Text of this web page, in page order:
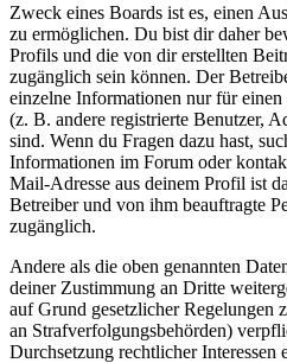
Zweck eines Boards ist es, einen
zu ermöglichen. Du bist dir daher
Profils und die von dir erstellten
zugänglich sein können. Der
einzelne Informationen nur für
(z. B. andere registrierte Benutzer,
sind. Wenn du Fragen dazu hast,
Informationen im Forum oder
Mail-Adresse aus deinem Profil ist
Betreiber und von ihm beauftragte
zugänglich.
Andere als die oben genannten
deiner Zustimmung an Dritte
auf Grund gesetzlicher Regelungen
an Strafverfolgungsbehörden)
Durchsetzung rechtlicher Interessen